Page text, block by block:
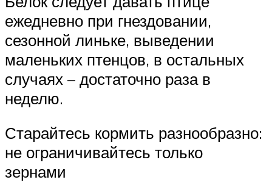
ежедневно при гнездовании,
сезонной линьке, выведении
маленьких птенцов, в остальных
случаях – достаточно раза в
неделю.
Старайтесь кормить разнообразно:
не ограничивайтесь только
зернами